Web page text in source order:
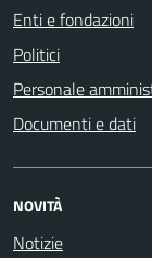
Enti e fondazioni
Politici
Personale
Documenti e dati
NOVITÀ
Notizie